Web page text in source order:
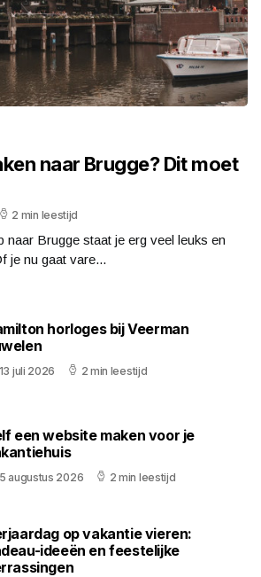
naar Brugge? Dit moet
2 min leestijd
naar Brugge staat je erg veel leuks en
je nu gaat vare...
horloges bij Veerman
13 juli 2026 2 min leestijd
een website maken voor je
5 augustus 2026 2 min leestijd
op vakantie vieren:
ideeën en feestelijke